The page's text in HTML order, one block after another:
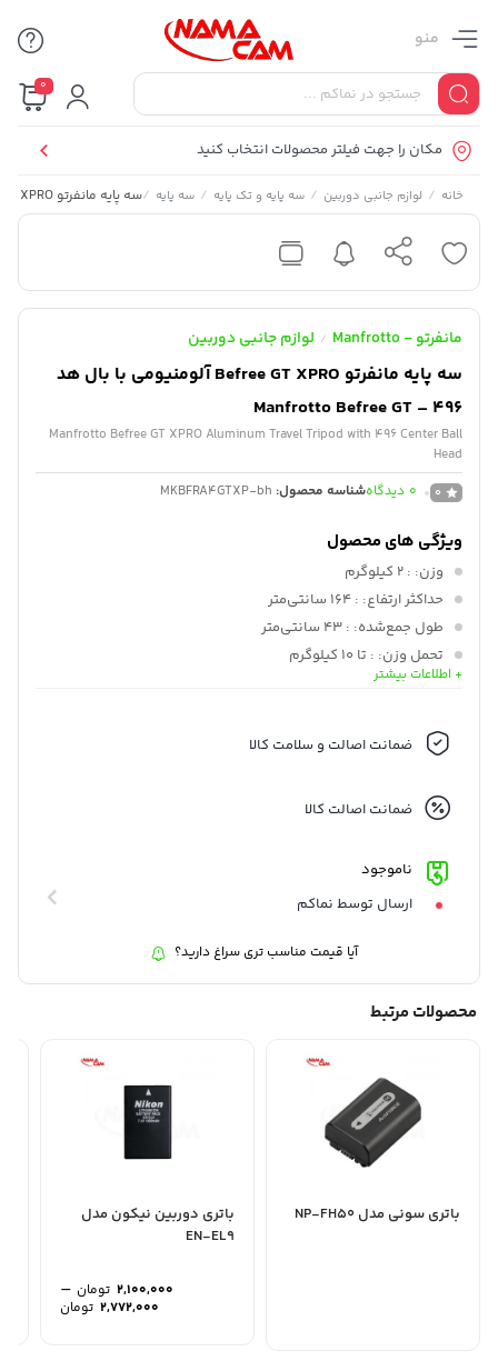
منو
0
مکان را جهت فیلتر محصولات انتخاب کنید
خانه / لوازم جانبی دوربین / سه پایه و تک پایه / سه پایه /سه پایه مانفرتو Befree GT XPRO آلومنیومی با بال هد 496 – Manfrotto Befree GT
مانفرتو - Manfrotto / لوازم جانبی دوربین
سه پایه مانفرتو Befree GT XPRO آلومنیومی با بال هد
496 – Manfrotto Befree GT
Manfrotto Befree GT XPRO Aluminum Travel Tripod with 496 Center Ball
Head
0
0 دیدگاهشناسه محصول: MKBFRA4GTXP-bh
ویژگی های محصول
وزن: : 2 کیلوگرم
حداکثر ارتفاع: : 164 سانتی‌متر
طول جمع‌شده: : 43 سانتی‌متر
تحمل وزن: : تا 10 کیلوگرم
جنس:: آلومینیوم+ اطلاعات بیشتر
ضمانت اصالت و سلامت کالا
ضمانت اصالت کالا
ناموجود
ارسال توسط نماکم
آیا قیمت مناسب تری سراغ دارید؟
محصولات مرتبط
باتری سونی مدل NP-FH50
باتری دوربین نیکون مدل
EN-EL9
2,100,000 تومان –
2,772,000 تومان